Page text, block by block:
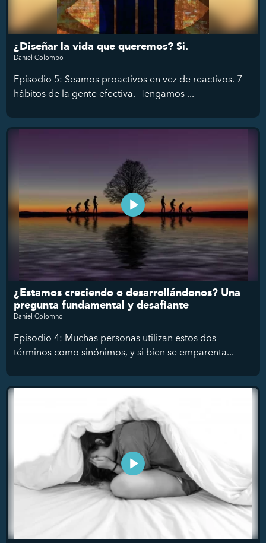
¿Diseñar la vida que queremos? Si.
Daniel Colombo
Episodio 5: Seamos proactivos en vez de reactivos. 7
hábitos de la gente efectiva. Tengamos ...
¿Estamos creciendo o desarrollándonos? Una
pregunta fundamental y desafiante
Daniel Colomno
Episodio 4: Muchas personas utilizan estos dos
términos como sinónimos, y si bien se emparenta...